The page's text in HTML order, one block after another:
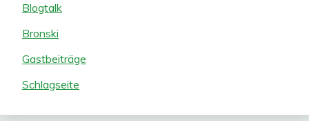
Blogtalk
Bronski
Gastbeiträge
Schlagseite